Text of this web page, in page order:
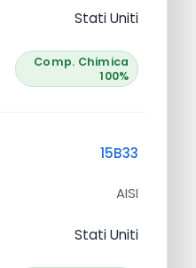
Stati Uniti
Comp. Chimica
100%
15B33
AISI
Stati Uniti